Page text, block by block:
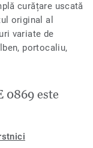
curățare uscată
original al
variate de
portocaliu,
0869 este